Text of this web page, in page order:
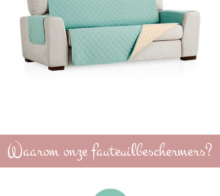
Waarom onze fauteuilbeschermers?